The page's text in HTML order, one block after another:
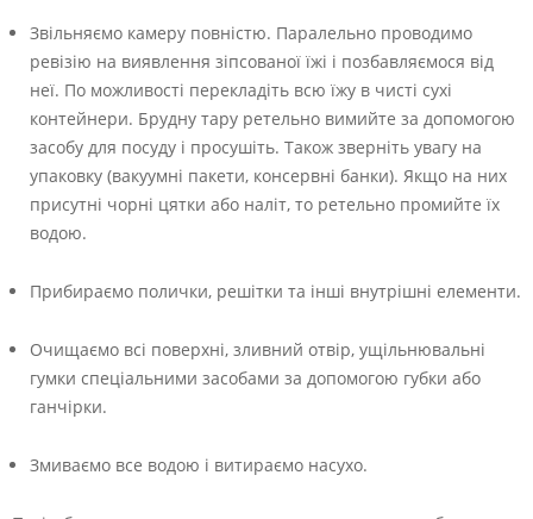
Звільняємо камеру повністю. Паралельно проводимо
ревізію на виявлення зіпсованої їжі і позбавляємося від
неї. По можливості перекладіть всю їжу в чисті сухі
контейнери. Брудну тару ретельно вимийте за допомогою
засобу для посуду і просушіть. Також зверніть увагу на
упаковку (вакуумні пакети, консервні банки). Якщо на них
присутні чорні цятки або наліт, то ретельно промийте їх
водою.
Прибираємо полички, решітки та інші внутрішні елементи.
Очищаємо всі поверхні, зливний отвір, ущільнювальні
гумки спеціальними засобами за допомогою губки або
ганчірки.
Змиваємо все водою і витираємо насухо.